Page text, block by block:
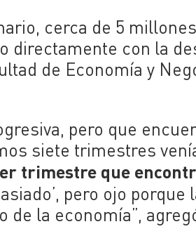
cerca de 5
directamente con la
de Economía y
pero que
siete trimestres
trimestre que
pero ojo
la economía”,